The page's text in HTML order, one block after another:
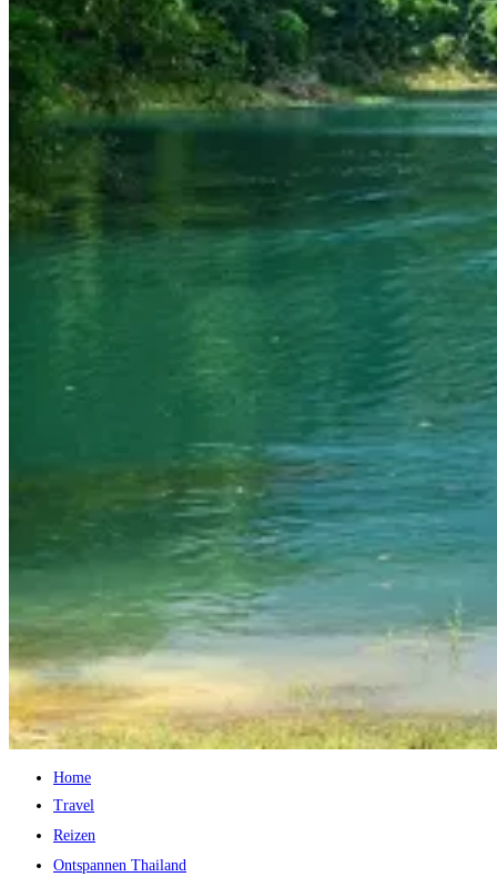
Home
Travel
Reizen
Ontspannen Thailand